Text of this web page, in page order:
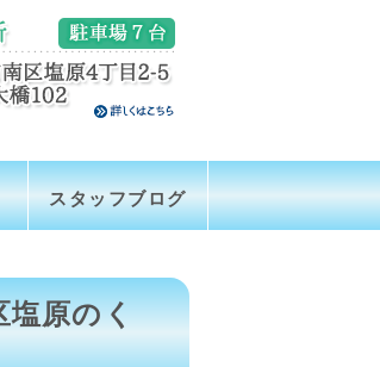
スタッフブログ
塩原のく